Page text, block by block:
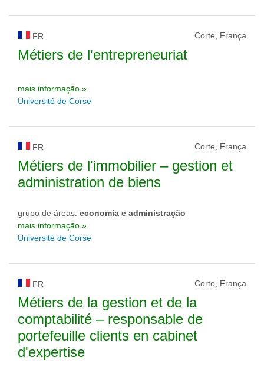
FR Corte, França
Métiers de l'entrepreneuriat
mais informação »
Université de Corse
FR Corte, França
Métiers de l'immobilier – gestion et
administration de biens
grupo de áreas: economia e administração
mais informação »
Université de Corse
FR Corte, França
Métiers de la gestion et de la
comptabilité – responsable de
portefeuille clients en cabinet
d'expertise